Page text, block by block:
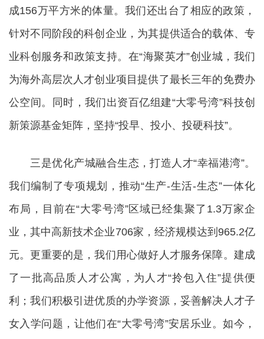
成156万平方米的体量。我们还出台了相应的政策，
针对不同阶段的科创企业，为其提供适合的载体、专
业科创服务和政策支持。在“海聚英才”创业城，我们
为海外高层次人才创业项目提供了最长三年的免费办
公空间。同时，我们出资百亿组建“大零号湾”科技创
新策源基金矩阵，坚持“投早、投小、投硬科技”。
三是优化产城融合生态，打造人才“幸福港湾”。
我们编制了专项规划，推动“生产-生活-生态”一体化
布局，目前在“大零号湾”区域已经集聚了1.3万家企
业，其中高新技术企业706家，经济规模达到965.2亿
元。更重要的是，我们用心做好人才服务保障。建成
了一批高品质人才公寓，为人才“拎包入住”提供便
利；我们积极引进优质的办学资源，妥善解决人才子
女入学问题，让他们在“大零号湾”安居乐业。如今，